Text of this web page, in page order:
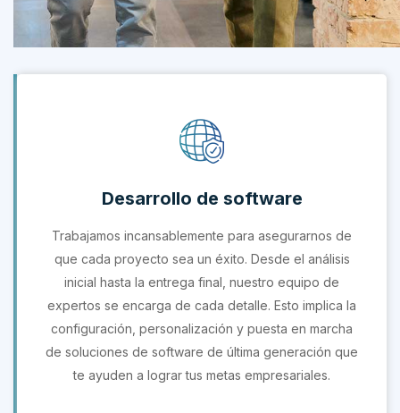
Desarrollo de software
Trabajamos incansablemente para asegurarnos de
que cada proyecto sea un éxito. Desde el análisis
inicial hasta la entrega final, nuestro equipo de
expertos se encarga de cada detalle. Esto implica la
configuración, personalización y puesta en marcha
de soluciones de software de última generación que
te ayuden a lograr tus metas empresariales.